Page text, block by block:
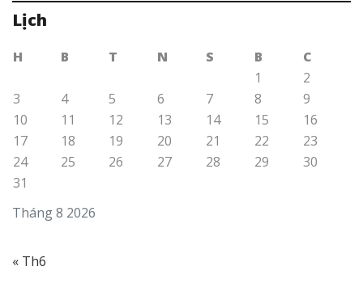
Lịch
Tháng 8 2026
H B T N S B
C
1
2
3
4 5 6 7 8
9
10
11 12 13 14 15
16
17
18 19 20 21 22
23
24
25 26 27 28 29
30
31
« Th6